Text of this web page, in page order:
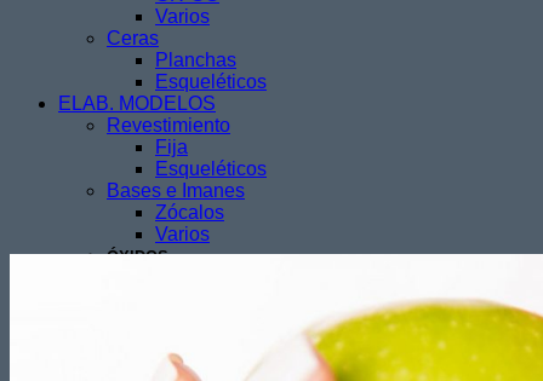
Varios
Ceras
Planchas
Esqueléticos
ELAB. MODELOS
Revestimiento
Fija
Esqueléticos
Bases e Imanes
Zócalos
Varios
ÓXIDOS